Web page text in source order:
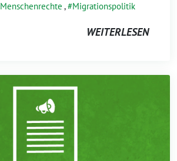
Menschenrechte , Migrationspolitik
WEITERLESEN